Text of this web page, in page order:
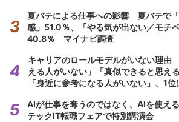
夏バテによる仕事への影響 夏バテで
感」51.0％、「やる気が出ない／モチ
40.8％ マイナビ調査
キャリアのロールモデルがいない理
える人がいない」「真似できると思え
「身近に参考になる人がいない」、1位
AIが仕事を奪うのではなく、AIを使え
テックIT転職フェアで特別講演会